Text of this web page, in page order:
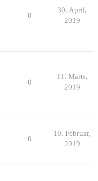
0
30. April,
2019
0
11. Marts,
2019
0
10. Februar,
2019